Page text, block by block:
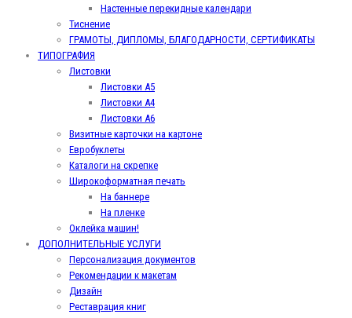
Настенные перекидные календари
Тиснение
ГРАМОТЫ, ДИПЛОМЫ, БЛАГОДАРНОСТИ, СЕРТИФИКАТЫ
ТИПОГРАФИЯ
Листовки
Листовки А5
Листовки А4
Листовки А6
Визитные карточки на картоне
Евробуклеты
Каталоги на скрепке
Широкоформатная печать
На баннере
На пленке
Оклейка машин!
ДОПОЛНИТЕЛЬНЫЕ УСЛУГИ
Персонализация документов
Рекомендации к макетам
Дизайн
Реставрация книг